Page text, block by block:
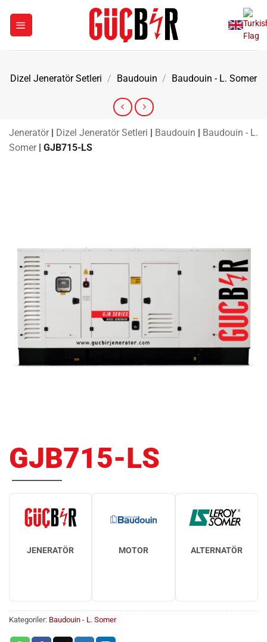
Dizel Jeneratör Setleri / Baudouin / Baudouin - L. Somer
Jeneratör | Dizel Jeneratör Setleri | Baudouin | Baudouin - L.
Somer | GJB715-LS
GJB715-LS
JENERATÖR MOTOR ALTERNATÖR
Kategoriler: Baudouin - L. Somer